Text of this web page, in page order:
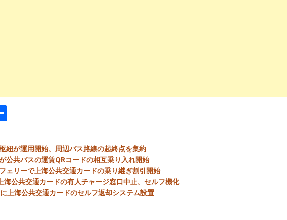
紐が運用開始、周辺バス路線の起終点を集約
公共バスの運賃QRコードの相互乗り入れ開始
ェリーで上海公共交通カードの乗り継ぎ割引開始
海公共交通カードの有人チャージ窓口中止、セルフ機化
上海公共交通カードのセルフ返却システム設置